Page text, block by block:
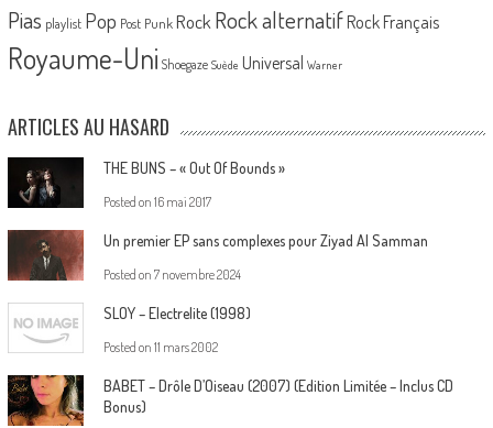
Pias playlist Pop Post Punk Rock Rock alternatif Rock Français
Royaume-Uni Shoegaze Suède Universal Warner
ARTICLES AU HASARD
THE BUNS – « Out Of Bounds »
Posted on 16 mai 2017
Un premier EP sans complexes pour Ziyad Al Samman
Posted on 7 novembre 2024
SLOY – Electrelite (1998)
Posted on 11 mars 2002
BABET – Drôle D’Oiseau (2007) (Edition Limitée – Inclus CD
Bonus)